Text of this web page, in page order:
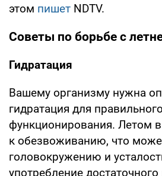
этом пишет NDTV.
Советы по борьбе с
Гидратация
Вашему организму нужна
гидратация для правильного
функционирования. Летом
к обезвоживанию, что
головокружению и
употребление